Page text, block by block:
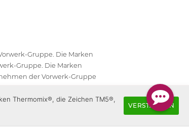
Gruppe. Die Marken
Gruppe. Die Marken
der Vorwerk-Gruppe
Thermomix®, die Zeichen TM5®,
VERSTANDEN